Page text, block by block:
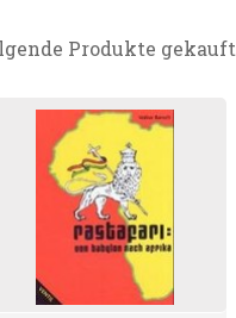
Produkte gekauft